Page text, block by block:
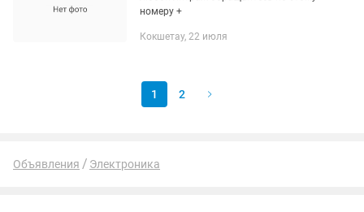
номеру +
Кокшетау, 22 июля
1 2
Объявления Электроника